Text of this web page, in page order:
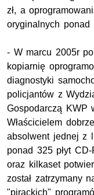
zł, a
oryginalnych ponad
- W marcu 2005r
kopiarnię
diagnostyki
policjantów z
Gospodarczą KWP
Właścicielem
absolwent jednej z
ponad 325 płyt
oraz kilkaset
został zatrzymany
"pirackich"